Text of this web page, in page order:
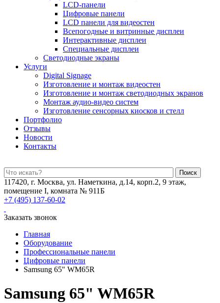
LCD-панели
Цифровые панели
LCD панели для видеостен
Всепогодные и витринные дисплеи
Интерактивные дисплеи
Специальные дисплеи
Светодиодные экраны
Услуги
Digital Signage
Изготовление и монтаж видеостен
Изготовление и монтаж светодиодных экранов
Монтаж аудио-видео систем
Изготовление сенсорных киосков и стелл
Портфолио
Отзывы
Новости
Контакты
Поиск
117420, г. Москва, ул. Наметкина, д.14, корп.2, 9 этаж,
помещение I, комната № 911Б
+7 (495) 137-60-02
Заказать звонок
Главная
Оборудование
Профессиональные панели
Цифровые панели
Samsung 65" WM65R
Samsung 65" WM65R